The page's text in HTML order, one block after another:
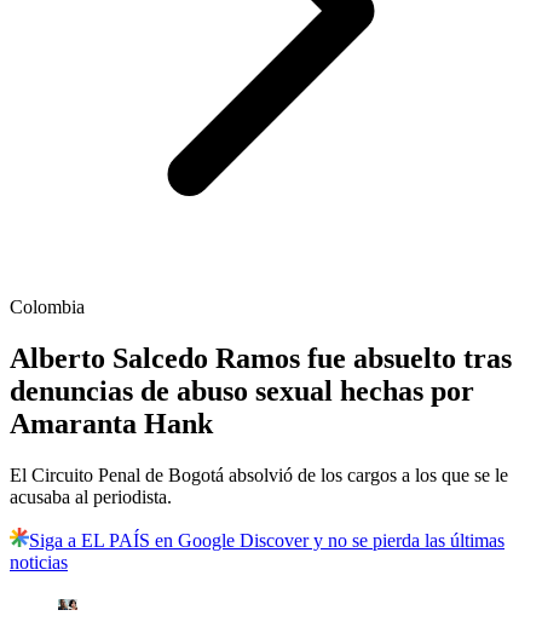
Colombia
Alberto Salcedo Ramos fue absuelto tras
denuncias de abuso sexual hechas por
Amaranta Hank
El Circuito Penal de Bogotá absolvió de los cargos a los que se le
acusaba al periodista.
Siga a EL PAÍS en Google Discover y no se pierda las últimas
noticias